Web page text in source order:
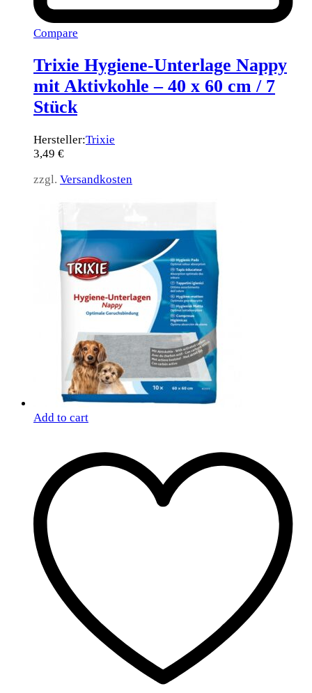
Compare
Trixie Hygiene-Unterlage Nappy
mit Aktivkohle – 40 x 60 cm / 7
Stück
Hersteller:Trixie
3,49 €
zzgl. Versandkosten
Add to cart